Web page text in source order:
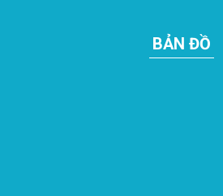
BẢN ĐỒ